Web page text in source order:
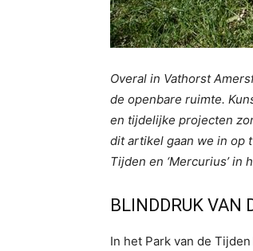
Overal in Vathorst
de openbare ruimte.
en tijdelijke projecten
dit artikel gaan we in op
Tijden en ‘Mercurius’ in
BLINDDRUK VAN
In het Park van de